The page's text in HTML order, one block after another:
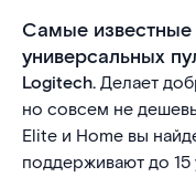
Самые известные
универсальных
Logitech.Делает
но совсем не
Elite и Home вы
поддерживают до